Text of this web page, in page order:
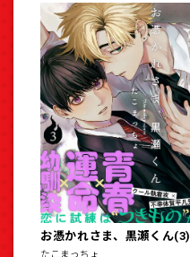
お憑かれさま、黒瀬くん(3)